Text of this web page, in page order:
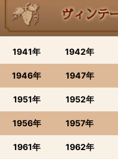
1941年 1942年
1946年 1947年
1951年 1952年
1956年 1957年
1961年 1962年